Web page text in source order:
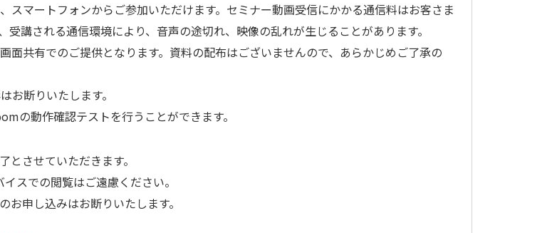
スマートフォンからご参加いただけます。セミナー動画受信にかかる通信料はお客さま
受講される通信環境により、音声の途切れ、映像の乱れが生じることがあります。
面共有でのご提供となります。資料の配布はございませんので、あらかじめご了承の
お断りいたします。
の動作確認テストを行うことができます。
とさせていただきます。
スでの閲覧はご遠慮ください。
お申し込みはお断りいたします。